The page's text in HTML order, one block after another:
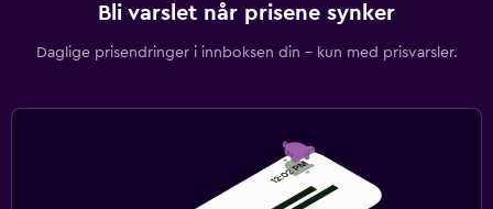
Bli varslet når prisene synker
Daglige prisendringer i innboksen din – kun med prisvarsler.